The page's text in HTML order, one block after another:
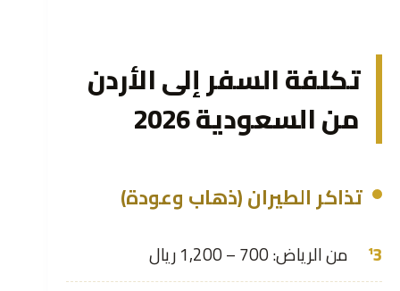
تكلفة السفر إلى الأردن
من السعودية 2026
تذاكر الطيران (ذهاب وعودة)
من الرياض: 700 – 1,200 ريال